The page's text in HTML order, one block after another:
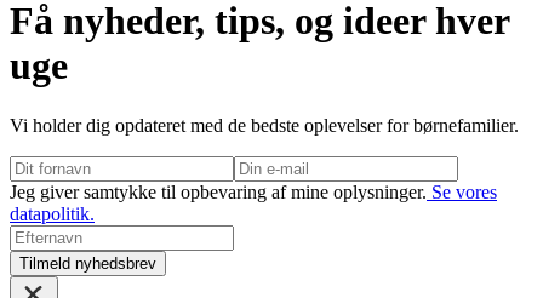
Få nyheder, tips, og ideer hver
uge
Vi holder dig opdateret med de bedste oplevelser for børnefamilier.
Jeg giver samtykke til opbevaring af mine oplysninger. Se vores
datapolitik.
Tilmeld nyhedsbrev